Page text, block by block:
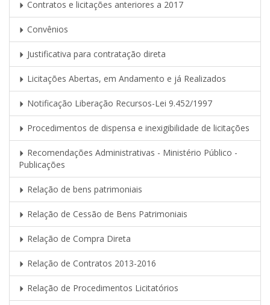
Contratos e licitações anteriores a 2017
Convênios
Justificativa para contratação direta
Licitações Abertas, em Andamento e já Realizados
Notificação Liberação Recursos-Lei 9.452/1997
Procedimentos de dispensa e inexigibilidade de licitações
Recomendações Administrativas - Ministério Público -
Publicações
Relação de bens patrimoniais
Relação de Cessão de Bens Patrimoniais
Relação de Compra Direta
Relação de Contratos 2013-2016
Relação de Procedimentos Licitatórios